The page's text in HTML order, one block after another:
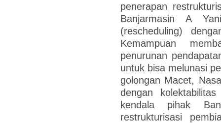
penerapan
Banjarmasin A
(rescheduling)
Kemampuan
penurunan
untuk bisa melunasi
golongan Macet,
dengan
kendala pihak
restrukturisasi